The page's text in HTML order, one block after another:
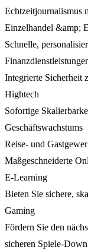
Echtzeitjournalismus
Einzelhandel &amp;
Schnelle,
Integrierte Sicherheit
Hightech
Sofortige
Geschäftswachstums
Reise- und
Maßgeschneiderte
E-Learning
Bieten Sie sichere,
Gaming
Fördern Sie den
sicheren Spiele-